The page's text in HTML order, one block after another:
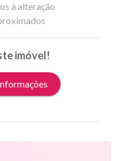
à alteração
imóvel!